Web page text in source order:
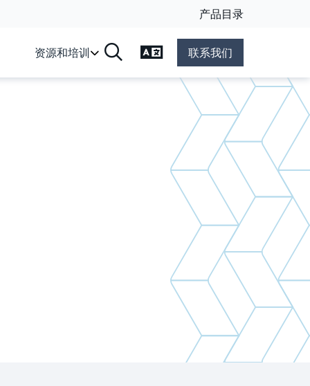
产品目录
资源和培训 更改语言联系我们